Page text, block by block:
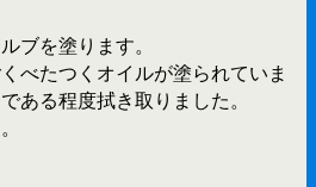
ブを塗ります。
べたつくオイルが塗られていま
ある程度拭き取りました。